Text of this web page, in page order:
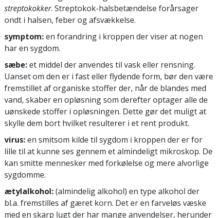
streptokokker. Streptokok-halsbetændelse forårsager
ondt i halsen, feber og afsvækkelse.
symptom:en forandring i kroppen der viser at nogen
har en sygdom.
sæbe:et middel der anvendes til vask eller rensning.
Uanset om den er i fast eller flydende form, bør den være
fremstillet af organiske stoffer der, når de blandes med
vand, skaber en opløsning som derefter optager alle de
uønskede stoffer i opløsningen. Dette gør det muligt at
skylle dem bort hvilket resulterer i et rent produkt.
virus:en smitsom kilde til sygdom i kroppen der er for
lille til at kunne ses gennem et almindeligt mikroskop. De
kan smitte mennesker med forkølelse og mere alvorlige
sygdomme.
ætylalkohol:(almindelig alkohol) en type alkohol der
bl.a. fremstilles af gæret korn. Det er en farveløs væske
med en skarp lugt der har mange anvendelser, herunder